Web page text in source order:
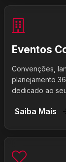
Eventos
Convenções,
planejamento
dedicado ao
Saiba Mais